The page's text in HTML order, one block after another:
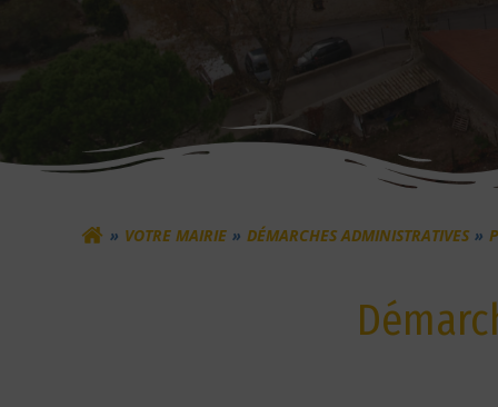
VOTRE MAIRIE DÉMARCHES ADMINISTRATIVES